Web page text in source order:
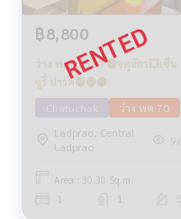
฿8,800
ว่าง พ.ค. 2570 🟡จตุจักร💥เซ็น
จูรี่ ปาร์ค🔴🟢🟡
ว่าง พค 70
Ladprao, Central
Ladprao
96
Area : 30.30 Sq.m.
1 1 5